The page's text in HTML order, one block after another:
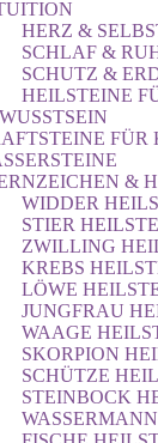
HERZ &
SCHLAF &
SCHUTZ &
HEILSTEINE
FÜR
&
WIDDER
STIER
ZWILLING
KREBS
LÖWE
JUNGFRAU
WAAGE
SKORPION
SCHÜTZE
STEINBOCK